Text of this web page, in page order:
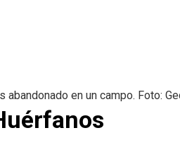
abandonado en un campo. Foto: